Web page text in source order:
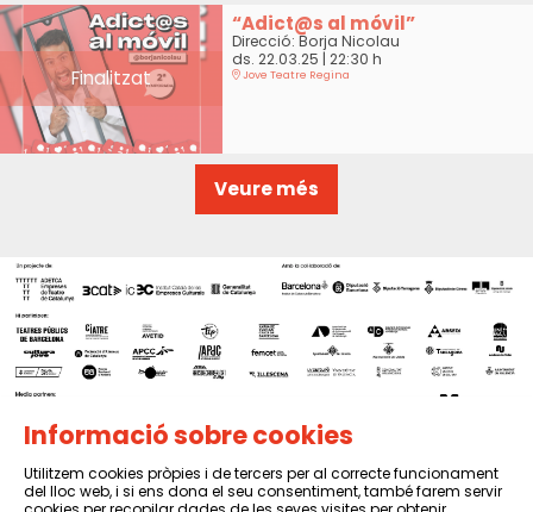
Finalitzat
“Adict@s al móvil”
Direcció: Borja Nicolau
ds. 22.03.25 | 22:30 h
Jove Teatre Regina
Veure més
Sitemap | Avís Legal | Política de privacitat | Contactar
Informació sobre cookies
Utilitzem cookies pròpies i de tercers per al correcte funcionament
del lloc web, i si ens dona el seu consentiment, també farem servir